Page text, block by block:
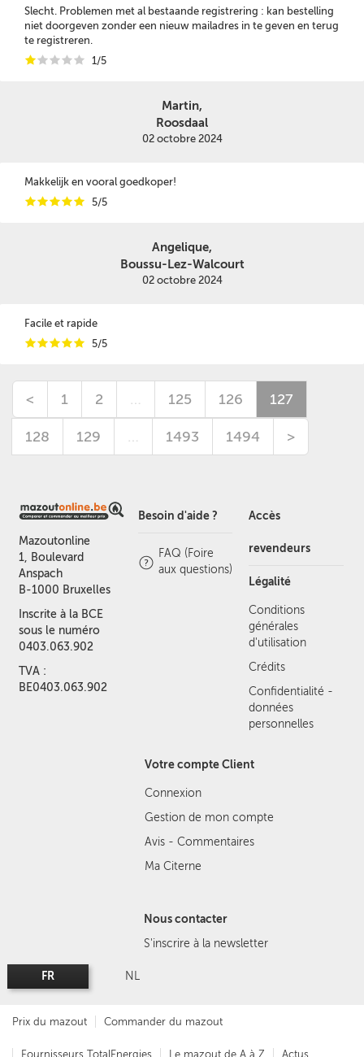
Slecht. Problemen met al bestaande registrering : kan bestelling
niet doorgeven zonder een nieuw mailadres in te geven en terug
te registreren.
iiiii 1/5
Martin,
Roosdaal
02 octobre 2024
Makkelijk en vooral goedkoper!
iiiii 5/5
Angelique,
Boussu-Lez-Walcourt
02 octobre 2024
Facile et rapide
iiiii 5/5
< 1 2 … 125 126 127
128 129 … 1493 1494 >
Mazoutonline
1, Boulevard
Anspach
B-1000 Bruxelles
Inscrite à la BCE
sous le numéro
0403.063.902
TVA :
BE0403.063.902
Besoin d'aide ?
FAQ (Foire
aux questions)
Accès
revendeurs
Légalité
Conditions
générales
d'utilisation
Crédits
Confidentialité -
données
personnelles
Votre compte Client
Connexion
Gestion de mon compte
Avis - Commentaires
Ma Citerne
Nous contacter
S'inscrire à la newsletter
FR NL
Prix du mazout Commander du mazout
Fournisseurs TotalEnergies Le mazout de A à Z Actus